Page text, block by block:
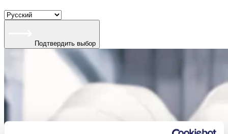
Подтвердить выбор